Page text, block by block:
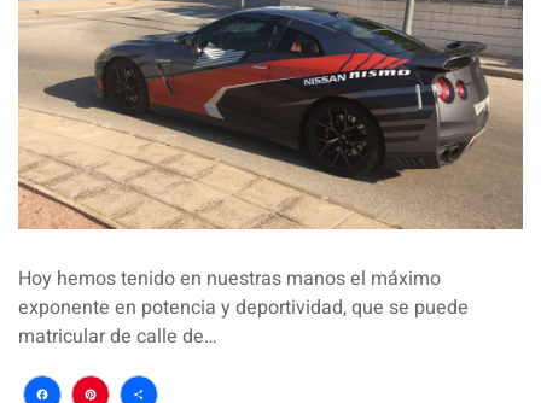
Hoy hemos tenido en nuestras manos el máximo
exponente en potencia y deportividad, que se puede
matricular de calle de…